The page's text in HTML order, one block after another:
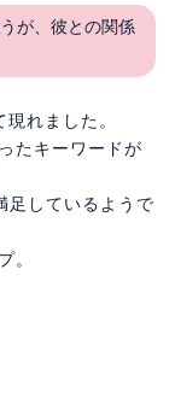
が、彼との関係
れました。
たキーワードが
足しているようで
。